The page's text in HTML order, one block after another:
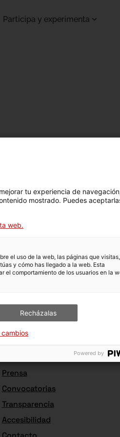
Participa y experimenta
Prensa
Convocatorias
Transparencia
Accesibilidad
tu experiencia de
mostrado. Puedes
web.
el uso de la web, las páginas que visitas,
y cómo has llegado a la web. Esta
el comportamiento de los usuarios en la
Recházalas
cambios
Powered by